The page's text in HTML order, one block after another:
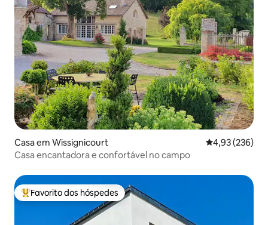
Casa em Wissignicourt Classificação
4,93 (236)
Casa encantadora e confortável no campo
Favoritos dos hóspedes mais apreciados
Favorito dos hóspedes